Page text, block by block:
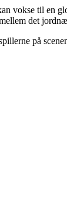
vokse til
det
på